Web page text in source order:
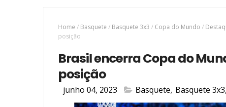
Home / Basquete / Basquete 3x3 / Copa do Mundo /
posição
Brasil encerra Copa do
posição
junho 04, 2023 Basquete, Basquete 3x3,